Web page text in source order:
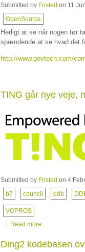
Submitted by Fristed on 11
OpenSource
Herligt at se når nogen tør
spændende at se hvad det
http://www.govtech.com/
TING går nye veje,
Submitted by Fristed on 4
b7 council ddb
VOPROS
Read more
Ding2 kodebasen